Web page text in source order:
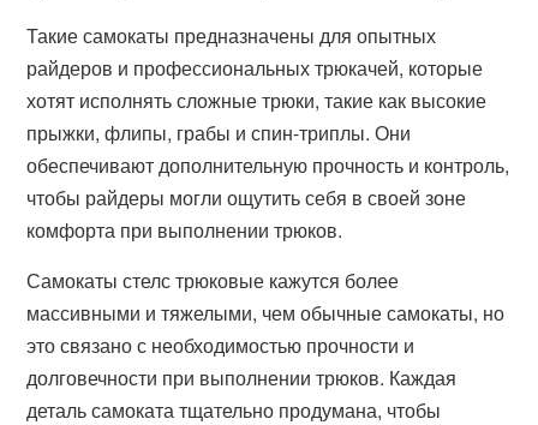
Такие самокаты предназначены для опытных
райдеров и профессиональных трюкачей, которые
хотят исполнять сложные трюки, такие как высокие
прыжки, флипы, грабы и спин-триплы. Они
обеспечивают дополнительную прочность и контроль,
чтобы райдеры могли ощутить себя в своей зоне
комфорта при выполнении трюков.
Самокаты стелс трюковые кажутся более
массивными и тяжелыми, чем обычные самокаты, но
это связано с необходимостью прочности и
долговечности при выполнении трюков. Каждая
деталь самоката тщательно продумана, чтобы